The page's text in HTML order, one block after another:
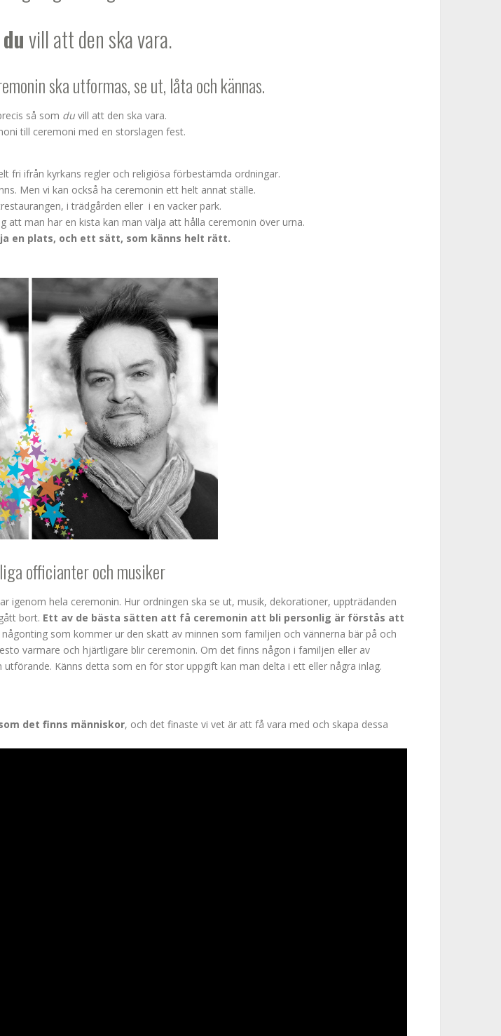
duvill att den ska vara.
ska utformas, se ut, låta och kännas.
så som du vill att den ska vara.
till ceremoni med en storslagen fest.
fri ifrån kyrkans regler och religiösa förbestämda ordningar.
Men vi kan också ha ceremonin ett helt annat ställe.
i trädgården eller i en vacker park.
att man har en kista kan man välja att hålla ceremonin över urna.
en plats, och ett sätt, som känns helt rätt.
officianter och musiker
hela ceremonin. Hur ordningen ska se ut, musik, dekorationer, uppträdanden
bort. Ett av de bästa sätten att få ceremonin att bli personlig är förstås att
som kommer ur den skatt av minnen som familjen och vännerna bär på och
varmare och hjärtligare blir ceremonin. Om det finns någon i familjen eller av
Känns detta som en för stor uppgift kan man delta i ett eller några inlag.
det finns människor, och det finaste vi vet är att få vara med och skapa dessa